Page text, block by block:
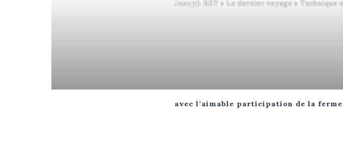
Joseph BEY « Le dernier voyage »
avec l’aimable participation de la ferme